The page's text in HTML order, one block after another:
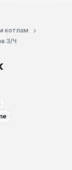
котлам
З/Ч